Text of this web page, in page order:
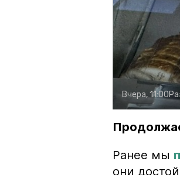
Вчера, 11:00
Ранее мы
они